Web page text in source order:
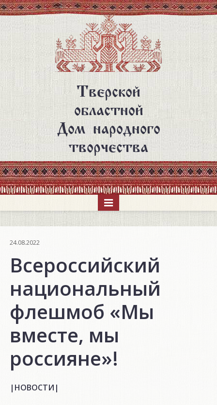
Перейти
к
основному
содержанию
Тверской
областной
Дом народного
творчества
24.08.2022
Всероссийский
национальный
флешмоб «Мы
вместе, мы
россияне»!
|НОВОСТИ|